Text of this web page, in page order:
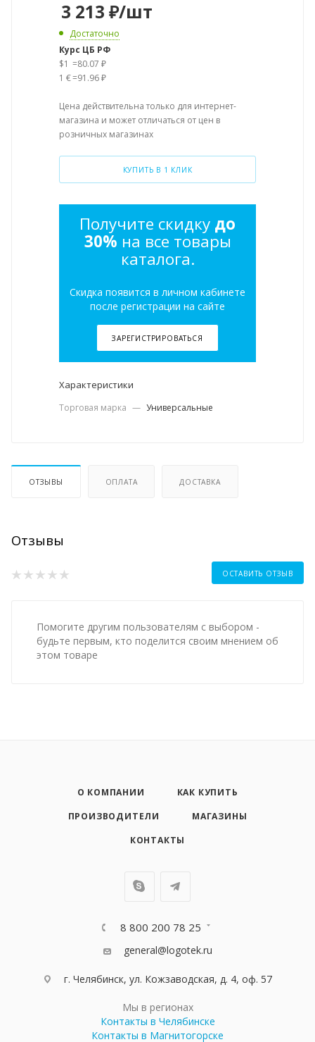
3 213 ₽/шт
Достаточно
Курс ЦБ РФ
$1 =80.07 ₽
1 €=91.96 ₽
Цена действительна только для интернет-
магазина и может отличаться от цен в
розничных магазинах
КУПИТЬ В 1 КЛИК
Получите скидку до
30% на все товары
каталога.
Скидка появится в личном кабинете
после регистрации на сайте
ЗАРЕГИСТРИРОВАТЬСЯ
Характеристики
Торговая марка — Универсальные
ОТЗЫВЫ ОПЛАТА ДОСТАВКА
Отзывы
ОСТАВИТЬ ОТЗЫВ
Помогите другим пользователям с выбором -
будьте первым, кто поделится своим мнением об
этом товаре
О КОМПАНИИ
КАК КУПИТЬ
ПРОИЗВОДИТЕЛИ
МАГАЗИНЫ
КОНТАКТЫ
8 800 200 78 25
general@logotek.ru
г. Челябинск, ул. Кожзаводская, д. 4, оф. 57
Мы в регионах
Контакты в Челябинске
Контакты в Магнитогорске